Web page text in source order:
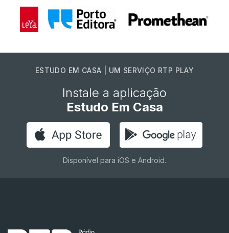
ESTUDO EM CASA | UM SERVIÇO RTP PLAY
Instale a aplicação
Estudo Em Casa
Disponível para iOS e Android.